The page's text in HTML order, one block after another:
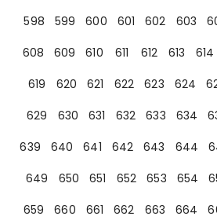
598
599 600 601 602 603
608
609 610 611 612 613 614
619
620 621 622 623 624
629
630 631 632 633 634
639
640 641 642 643 644
649
650 651 652 653 654
659
660 661 662 663 664